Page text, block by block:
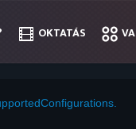
OKTATÁS
OKTATÁS